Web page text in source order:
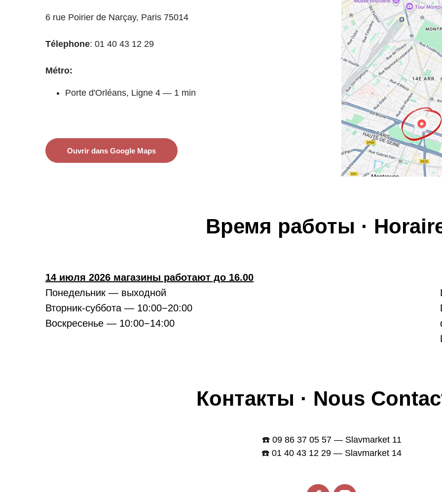
6 rue Poirier de Narçay, Paris 75014
Télephone: 01 40 43 12 29
Métro:
Porte d'Orléans, Ligne 4 — 1 min
Ouvrir dans Google Maps
Время работы ·
14 июля 2026 магазины работают до 16.00
Понедельник — выходной
Вторник-суббота — 10:00−20:00
Воскресенье — 10:00−14:00
Контакты · Nous
☎️ 09 86 37 05 57 — Slavmarket 11
☎️ 01 40 43 12 29 — Slavmarket 14